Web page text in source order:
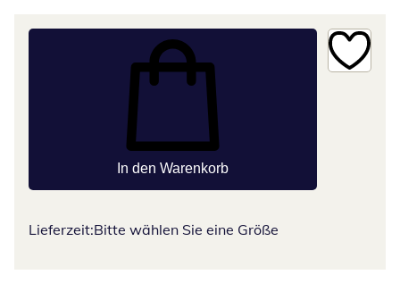
In den Warenkorb
Lieferzeit:Bitte wählen Sie eine Größe